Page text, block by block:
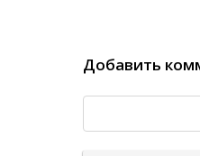
Добавить